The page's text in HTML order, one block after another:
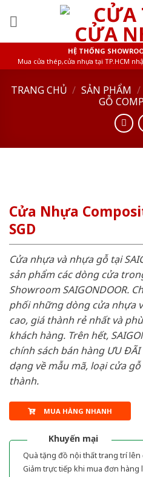
HỆ THỐNG
Mua cửa thép,cửa nhựa tại TP.HCM
TRANG CHỦ / SẢN PHẨM /
GỖ
Cửa Nhựa
SGD
Cửa nhựa và nhựa gỗ tại
sản phẩm các dòng cửa
Showroom SAIGONDOOR.
phối những dòng cửa nhựa
cao, giá thành rẻ nhất và
khách hàng. Trên hết,
chính sách bán hàng ƯU ĐÃI
dạng về mẫu mã, loại cửa
thành.
MUA HÀNG NHANH
Khuyến mại
Quà tặng đồ nội thất trang trí lên
Giảm trực tiếp khi mua đơn hàng